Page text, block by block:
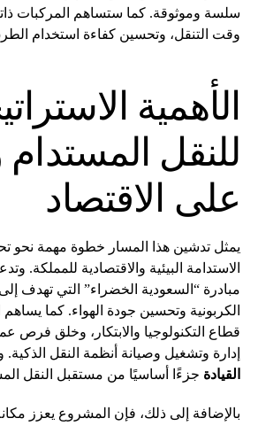
سلسة وموثوقة. كما ستساهم المركبات
وقت التنقل، وتحسين كفاءة استخدام
الأهمية
للنقل المستدام
على الاقتصاد
يمثل تدشين هذا المسار خطوة مهمة نحو
الاستدامة البيئية والاقتصادية للمملكة.
مبادرة “السعودية الخضراء” التي تهدف إلى
الكربونية وتحسين جودة الهواء. كما
قطاع التكنولوجيا والابتكار، وخلق فرص
إدارة وتشغيل وصيانة أنظمة النقل الذكية.
القيادة جزءًا أساسيًا من مستقبل النقل
بالإضافة إلى ذلك، فإن المشروع يعزز